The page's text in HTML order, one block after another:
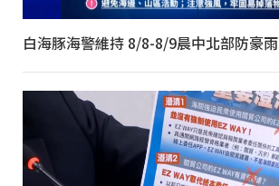
白海豚海警維持 8/8-8/9晨中北部防豪雨